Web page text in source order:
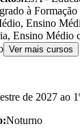
à
Ensino
Ensino Médio
Ver mais cursos
de 2027 ao
Noturno